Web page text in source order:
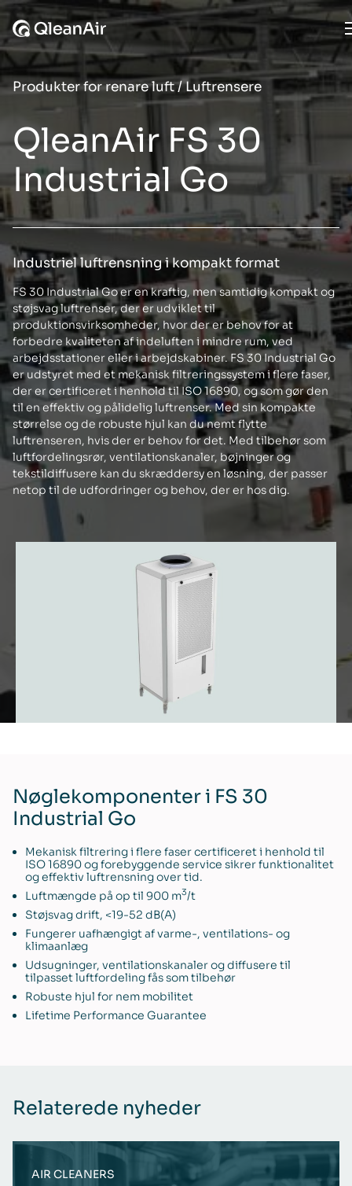
Spring til indhold
Produkter for renare luft/Luftrensere
QleanAir FS 30
Industrial Go
Industriel luftrensning i kompakt format
FS 30 Industrial Go er en kraftig, men samtidig kompakt og
støjsvag luftrenser, der er udviklet til
produktionsvirksomheder, hvor der er behov for at
forbedre kvaliteten af indeluften i mindre rum, ved
arbejdsstationer eller i arbejdskabiner. FS 30 Industrial Go
er udstyret med et mekanisk filtreringssystem i flere faser,
der er certificeret i henhold til ISO 16890, og som gør den
til en effektiv og pålidelig luftrenser. Med sin kompakte
størrelse og de robuste hjul kan du nemt flytte
luftrenseren, hvis der er behov for det. Med tilbehør som
luftfordelingsrør, ventilationskanaler, bøjninger og
tekstildiffusere kan du skræddersy en løsning, der passer
netop til de udfordringer og behov, der er hos dig.
Nøglekomponenter i FS 30
Industrial Go
Mekanisk filtrering i flere faser certificeret i henhold til
ISO 16890 og forebyggende service sikrer funktionalitet
og effektiv luftrensning over tid.
Luftmængde på op til 900 m3/t
Støjsvag drift, <19-52 dB(A)
Fungerer uafhængigt af varme-, ventilations- og
klimaanlæg
Udsugninger, ventilationskanaler og diffusere til
tilpasset luftfordeling fås som tilbehør
Robuste hjul for nem mobilitet
Lifetime Performance Guarantee
Relaterede nyheder
AIR CLEANERS